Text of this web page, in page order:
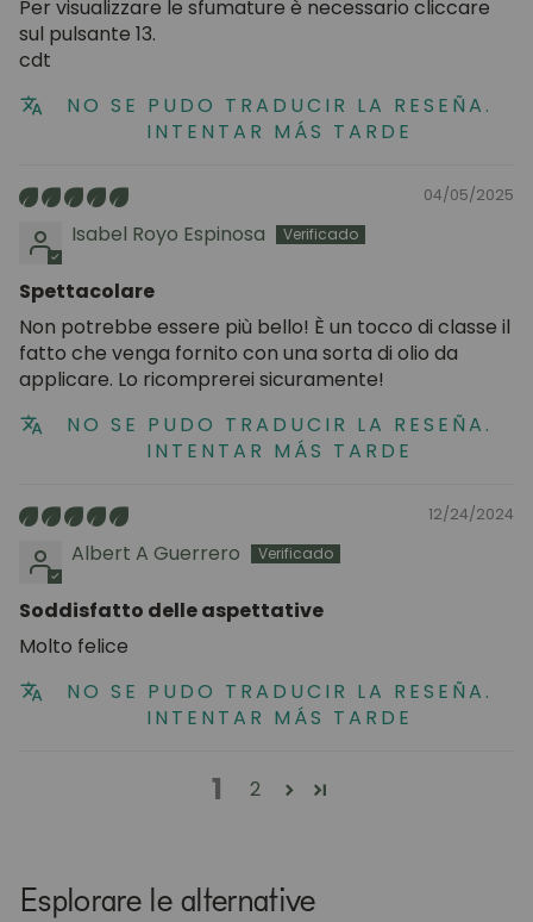
Per visualizzare le sfumature è necessario cliccare
sul pulsante 13.
cdt
NO SE PUDO TRADUCIR LA RESEÑA.
INTENTAR MÁS TARDE
04/05/2025
Isabel Royo Espinosa
Spettacolare
Non potrebbe essere più bello! È un tocco di classe il
fatto che venga fornito con una sorta di olio da
applicare. Lo ricomprerei sicuramente!
NO SE PUDO TRADUCIR LA RESEÑA.
INTENTAR MÁS TARDE
12/24/2024
Albert A Guerrero
Soddisfatto delle aspettative
Molto felice
NO SE PUDO TRADUCIR LA RESEÑA.
INTENTAR MÁS TARDE
1 2
Esplorare le alternative